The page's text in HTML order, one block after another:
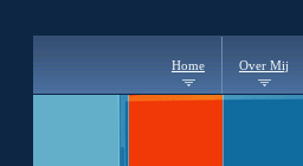
Home Over Mij